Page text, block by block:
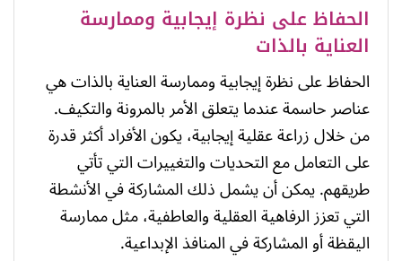
الحفاظ على نظرة إيجابية وممارسة
العناية بالذات
الحفاظ على نظرة إيجابية وممارسة العناية بالذات هي
عناصر حاسمة عندما يتعلق الأمر بالمرونة والتكيف.
من خلال زراعة عقلية إيجابية، يكون الأفراد أكثر قدرة
على التعامل مع التحديات والتغييرات التي تأتي
طريقهم. يمكن أن يشمل ذلك المشاركة في الأنشطة
التي تعزز الرفاهية العقلية والعاطفية، مثل ممارسة
اليقظة أو المشاركة في المنافذ الإبداعية.